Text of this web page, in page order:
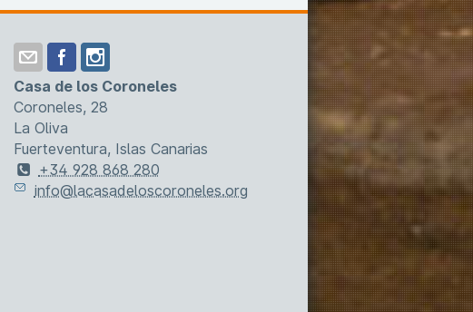
Casa de los Coroneles
Coroneles, 28
La Oliva
Fuerteventura, Islas Canarias
+34 928 868 280
info@lacasadeloscoroneles.org